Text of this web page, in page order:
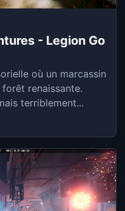
- Legion Go
où un marcassin
renaissante.
terriblement...